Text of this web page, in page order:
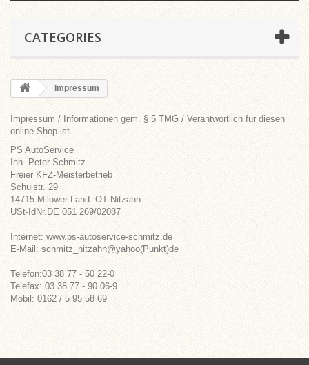
CATEGORIES
Impressum
Impressum / Informationen gem. § 5 TMG / Verantwortlich für diesen
online Shop ist
PS AutoService
Inh. Peter Schmitz
Freier KFZ-Meisterbetrieb
Schulstr. 29
14715 Milower Land OT Nitzahn
USt-IdNr.DE 051 269/02087
Internet: www.ps-autoservice-schmitz.de
E-Mail: schmitz_nitzahn@yahoo(Punkt)de
Telefon:03 38 77 - 50 22-0
Telefax: 03 38 77 - 90 06-9
Mobil: 0162 / 5 95 58 69